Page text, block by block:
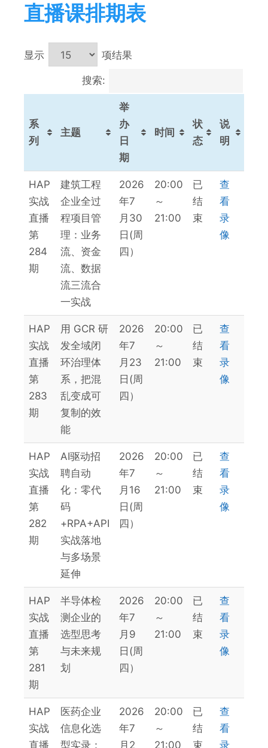
直播课排期表
显示 项结果
搜索:
系
列
主题
举
办
日
期
时间
状
态
说
明
系
列
主题
举
办
日
期
时间
状
态
说
明
HAP
实战
直播
第
284
期
建筑工程
企业全过
程项目管
理：业务
流、资金
流、数据
流三流合
一实战
2026
年7
月30
日(周
四）
20:00
～
21:00
已
结
束
查
看
录
像
HAP
实战
直播
第
283
期
用 GCR 研
发全域闭
环治理体
系，把混
乱变成可
复制的效
能
2026
年7
月23
日(周
四）
20:00
～
21:00
已
结
束
查
看
录
像
HAP
实战
直播
第
282
期
AI驱动招
聘自动
化：零代
码
+RPA+API
实战落地
与多场景
延伸
2026
年7
月16
日(周
四）
20:00
～
21:00
已
结
束
查
看
录
像
HAP
实战
直播
第
281
期
半导体检
测企业的
选型思考
与未来规
划
2026
年7
月9
日(周
四）
20:00
～
21:00
已
结
束
查
看
录
像
HAP
实战
直播
医药企业
信息化选
型实录：
2026
年7
月2
20:00
～
21:00
已
结
束
查
看
录